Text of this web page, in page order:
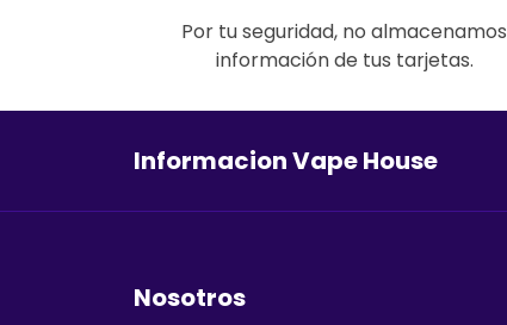
Por tu seguridad, no almacenamos
información de tus tarjetas.
Informacion Vape House
Nosotros